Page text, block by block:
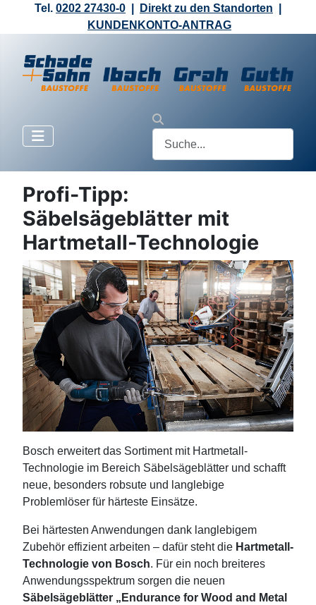
Tel. 0202 27430-0 Direkt zu den Standorten
KUNDENKONTO-ANTRAG
Profi-Tipp:
Säbelsägeblätter mit
Hartmetall-Technologie
Bosch erweitert das Sortiment mit Hartmetall-
Technologie im Bereich Säbelsägeblätter und schafft
neue, besonders robsute und langlebige
Problemlöser für härteste Einsätze.
Bei härtesten Anwendungen dank langlebigem
Zubehör effizient arbeiten – dafür steht die Hartmetall-
Technologie von Bosch. Für ein noch breiteres
Anwendungsspektrum sorgen die neuen
Säbelsägeblätter „Endurance for Wood and Metal